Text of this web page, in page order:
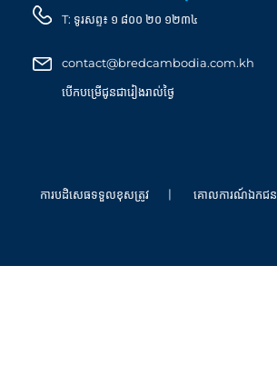
T: ទូរសព្ទ៖ ១ ៨០០ ២០ ១២៣៤
contact@bredcambodia.com.kh
បើកបម្រើជូនជារៀងរាល់ថ្ងៃ
ការបដិសេធទទួលខុសត្រូវ គោលការណ៍ឯកជន